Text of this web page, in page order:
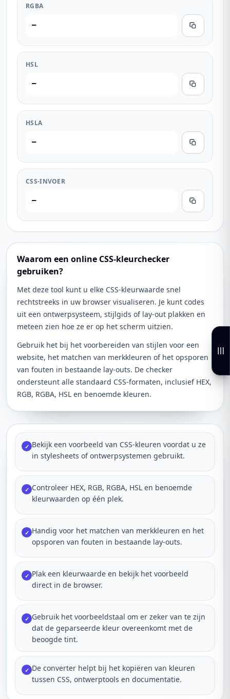
RGBA
—
HSL
—
HSLA
—
CSS-INVOER
—
Waarom een online CSS-kleurchecker
gebruiken?
Met deze tool kunt u elke CSS-kleurwaarde snel
rechtstreeks in uw browser visualiseren. Je kunt codes
uit een ontwerpsysteem, stijlgids of lay-out plakken en
meteen zien hoe ze er op het scherm uitzien.
Gebruik het bij het voorbereiden van stijlen voor een
website, het matchen van merkkleuren of het opsporen
van fouten in bestaande lay-outs. De checker
ondersteunt alle standaard CSS-formaten, inclusief HEX,
RGB, RGBA, HSL en benoemde kleuren.
✓ Bekijk een voorbeeld van CSS-kleuren voordat u ze
in stylesheets of ontwerpsystemen gebruikt.
✓ Controleer HEX, RGB, RGBA, HSL en benoemde
kleurwaarden op één plek.
✓ Handig voor het matchen van merkkleuren en het
opsporen van fouten in bestaande lay-outs.
✓ Plak een kleurwaarde en bekijk het voorbeeld
direct in de browser.
✓ Gebruik het voorbeeldstaal om er zeker van te zijn
dat de geparseerde kleur overeenkomt met de
beoogde tint.
✓ De converter helpt bij het kopiëren van kleuren
tussen CSS, ontwerptools en documentatie.